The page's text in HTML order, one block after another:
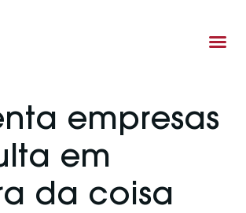
empresas
em
da coisa